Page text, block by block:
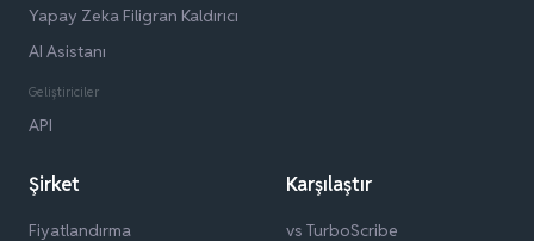
Yapay Zeka Filigran Kaldırıcı
AI Asistanı
Geliştiriciler
API
Şirket
Fiyatlandırma
Karşılaştır
vs TurboScribe